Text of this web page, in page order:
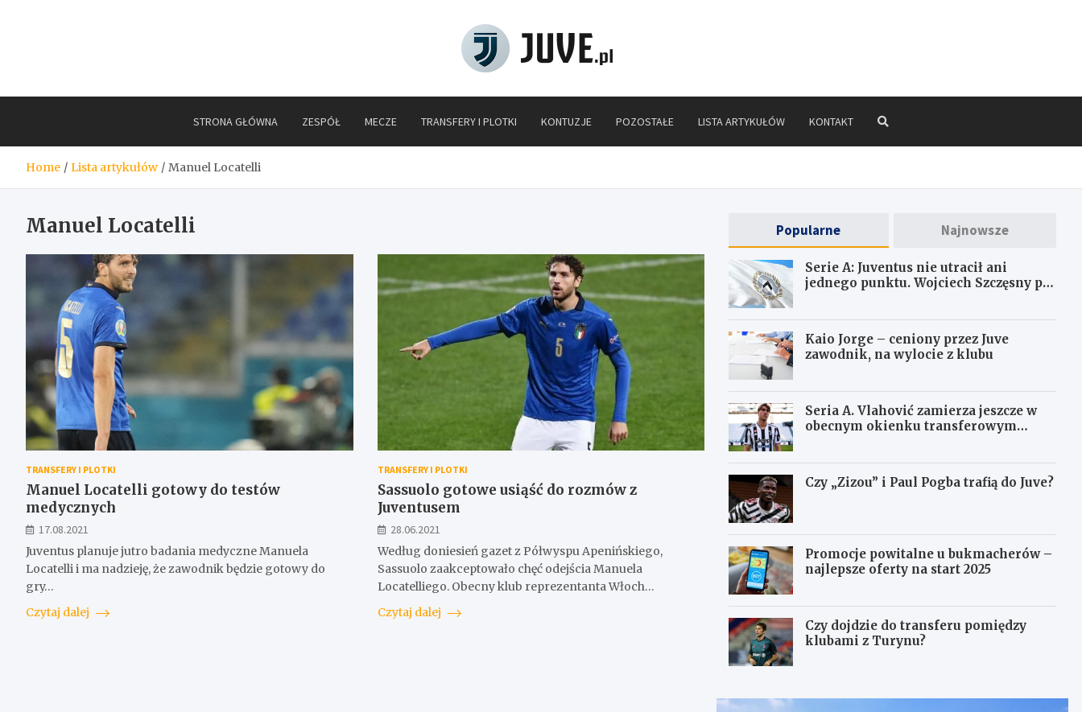
STRONA GŁÓWNA ZESPÓŁ MECZE TRANSFERY I PLOTKI KONTUZJE POZOSTAŁE LISTA ARTYKUŁÓW KONTAKT
Home Lista artykułów Manuel Locatelli
Manuel Locatelli
TRANSFERY I PLOTKI
Manuel Locatelli gotowy do testów
medycznych
17.08.2021
Juventus planuje jutro badania medyczne Manuela
Locatelli i ma nadzieję, że zawodnik będzie gotowy do
gry…
Czytaj dalej
TRANSFERY I PLOTKI
Sassuolo gotowe usiąść do rozmów z
Juventusem
28.06.2021
Według doniesień gazet z Półwyspu Apenińskiego,
Sassuolo zaakceptowało chęć odejścia Manuela
Locatelliego. Obecny klub reprezentanta Włoch…
Czytaj dalej
Popularne Najnowsze
Serie A: Juventus nie utracił ani
jednego punktu. Wojciech Szczęsny po
Kaio Jorge – ceniony przez Juve
zawodnik, na wylocie z klubu
Seria A. Vlahović zamierza jeszcze w
obecnym okienku transferowym
Czy „Zizou” i Paul Pogba trafią do Juve?
Promocje powitalne u bukmacherów –
najlepsze oferty na start 2025
Czy dojdzie do transferu pomiędzy
klubami z Turynu?